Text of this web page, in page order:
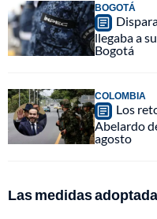
BOGOTÁ
llegaba a
Bogotá
COLOMBIA
Los
Abelardo
agosto
Las medidas